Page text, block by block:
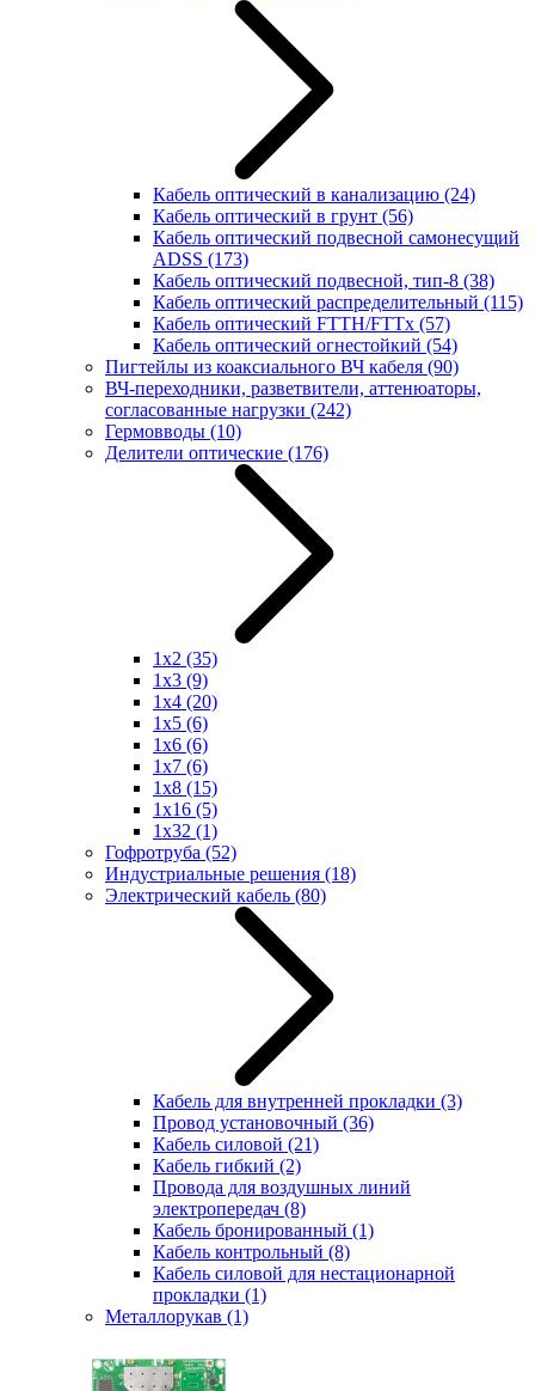
Кабель оптический в канализацию (24)
Кабель оптический в грунт (56)
Кабель оптический подвесной самонесущий
ADSS (173)
Кабель оптический подвесной, тип-8 (38)
Кабель оптический распределительный (115)
Кабель оптический FTTH/FTTx (57)
Кабель оптический огнестойкий (54)
Пигтейлы из коаксиального ВЧ кабеля (90)
ВЧ-переходники, разветвители, аттенюаторы,
согласованные нагрузки (242)
Гермовводы (10)
Делители оптические (176)
1x2 (35)
1x3 (9)
1x4 (20)
1x5 (6)
1x6 (6)
1x7 (6)
1x8 (15)
1x16 (5)
1x32 (1)
Гофротруба (52)
Индустриальные решения (18)
Электрический кабель (80)
Кабель для внутренней прокладки (3)
Провод установочный (36)
Кабель силовой (21)
Кабель гибкий (2)
Провода для воздушных линий
электропередач (8)
Кабель бронированный (1)
Кабель контрольный (8)
Кабель силовой для нестационарной
прокладки (1)
Металлорукав (1)